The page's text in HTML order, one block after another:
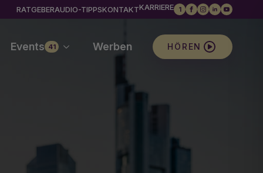
RATGEBERAUDIO-TIPPSKONTAKTKARRIERE 1
Events 41 Werben HÖREN